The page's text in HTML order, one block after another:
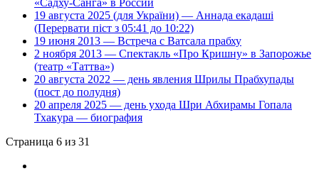
«Садху-Санга» в России
19 августа 2025 (для України) — Аннада екадаші
(Перервати піст з 05:41 до 10:22)
19 июня 2013 — Встреча с Ватсала прабху
2 ноября 2013 — Спектакль «Про Кришну» в Запорожье
(театр «Таттва»)
20 августа 2022 — день явления Шрилы Прабхупады
(пост до полудня)
20 апреля 2025 — день ухода Шри Абхирамы Гопала
Тхакура — биография
Страница 6 из 31